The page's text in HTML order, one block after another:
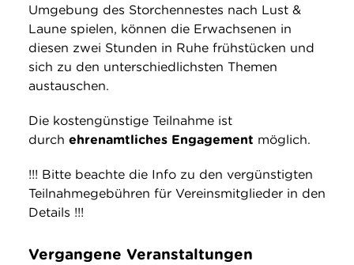
Umgebung des Storchennestes nach Lust &
Laune spielen, können die Erwachsenen in
diesen zwei Stunden in Ruhe frühstücken und
sich zu den unterschiedlichsten Themen
austauschen.
Die kostengünstige Teilnahme ist
durch ehrenamtliches Engagement möglich.
!!! Bitte beachte die Info zu den vergünstigten
Teilnahmegebühren für Vereinsmitglieder in den
Details !!!
Vergangene Veranstaltungen